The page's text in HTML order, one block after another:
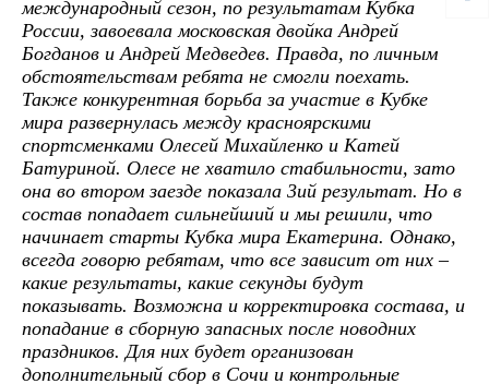
международный сезон, по результатам Кубка
России, завоевала московская двойка Андрей
Богданов и Андрей Медведев. Правда, по личным
обстоятельствам ребята не смогли поехать.
Также конкурентная борьба за участие в Кубке
мира развернулась между красноярскими
спортсменками Олесей Михайленко и Катей
Батуриной. Олесе не хватило стабильности, зато
она во втором заезде показала 3ий результат. Но в
состав попадает сильнейший и мы решили, что
начинает старты Кубка мира Екатерина. Однако,
всегда говорю ребятам, что все зависит от них –
какие результаты, какие секунды будут
показывать. Возможна и корректировка состава, и
попадание в сборную запасных после новодних
праздников. Для них будет организован
дополнительный сбор в Сочи и контрольные